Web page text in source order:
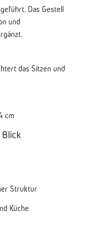
Das Gestell
und
das Sitzen und
cm
Struktur
Küche